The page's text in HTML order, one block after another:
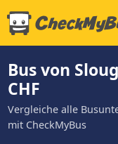
Bus von
CHF
Vergleiche alle
mit CheckMyBus